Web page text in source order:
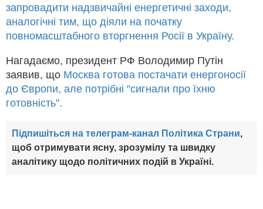
запровадити надзвичайні енергетичні заходи,
аналогічні тим, що діяли на початку
повномасштабного вторгнення Росії в Україну.
Нагадаємо, президент РФ Володимир Путін
заявив, що Москва готова постачати енергоносії
до Європи, але потрібні "сигнали про їхню
готовність".
Підпишіться на телеграм-канал Політика Страни,
щоб отримувати ясну, зрозумілу та швидку
аналітику щодо політичних подій в Україні.